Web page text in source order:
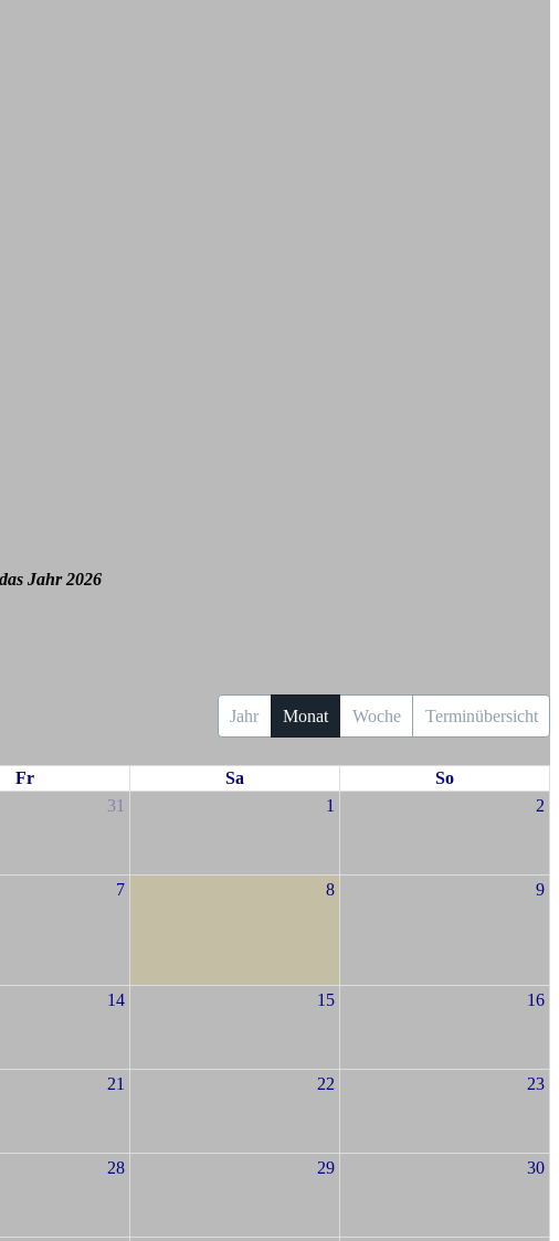
Jahr 2026
Jahr Monat Woche Terminübersicht
Fr Sa
So
31 1 2
7 8 9
14 15 16
21 22 23
28 29 30